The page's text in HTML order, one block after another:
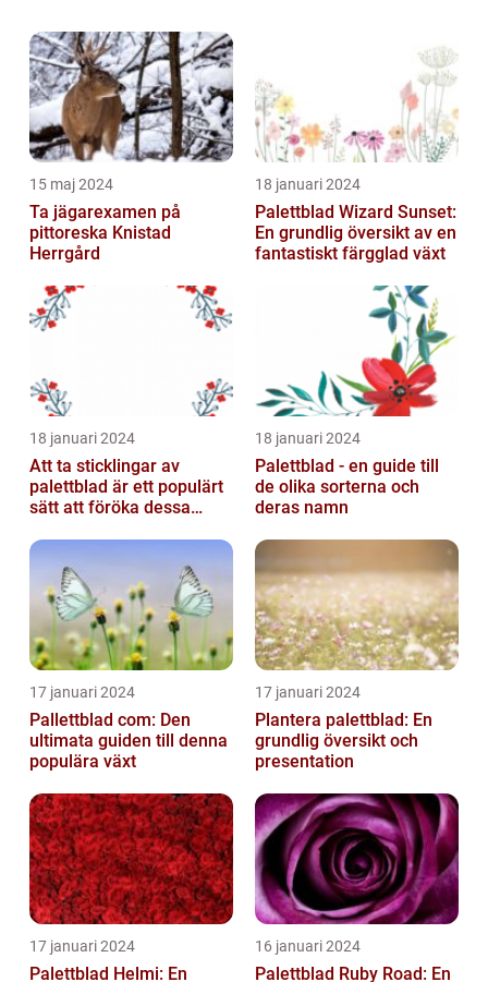
touch av stil. I denna artikel k...
15 maj 2024
Ta jägarexamen på
pittoreska Knistad
Herrgård
18 januari 2024
Palettblad Wizard Sunset:
En grundlig översikt av en
fantastiskt färgglad växt
18 januari 2024
Att ta sticklingar av
palettblad är ett populärt
sätt att föröka dessa
relativt...
18 januari 2024
Palettblad - en guide till
de olika sorterna och
deras namn
17 januari 2024
Pallettblad com: Den
ultimata guiden till denna
populära växt
17 januari 2024
Plantera palettblad: En
grundlig översikt och
presentation
17 januari 2024
Palettblad Helmi: En
16 januari 2024
Palettblad Ruby Road: En